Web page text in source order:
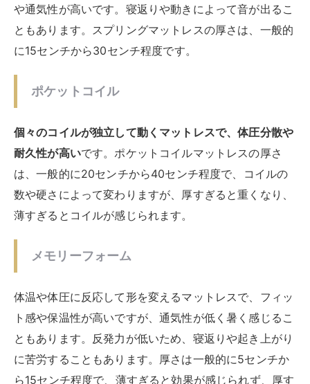
ラテックス
天然または合成のラテックスで作られたマットレスで、
弾力性や通気性が高いです。抗菌や防ダニなどの効果も
ありますが、重量が重く価格も高価です。ラテックスマ
度です。
寝心地による好み
マットレスの寝心地は、人によって好みが異なります。
まずは自分の寝姿勢を知ることが大切
ットレスの硬さや柔らかさに影響します。仰向けや横向
いマットレスがおすすめです。
柔らかいマットレスは、腰や肩などの圧迫感を和らげて
くれます。うつ伏せで寝る人には、身体が沈み込みすぎ
ない硬めのマットレスがおすすめです。背骨や首の位置